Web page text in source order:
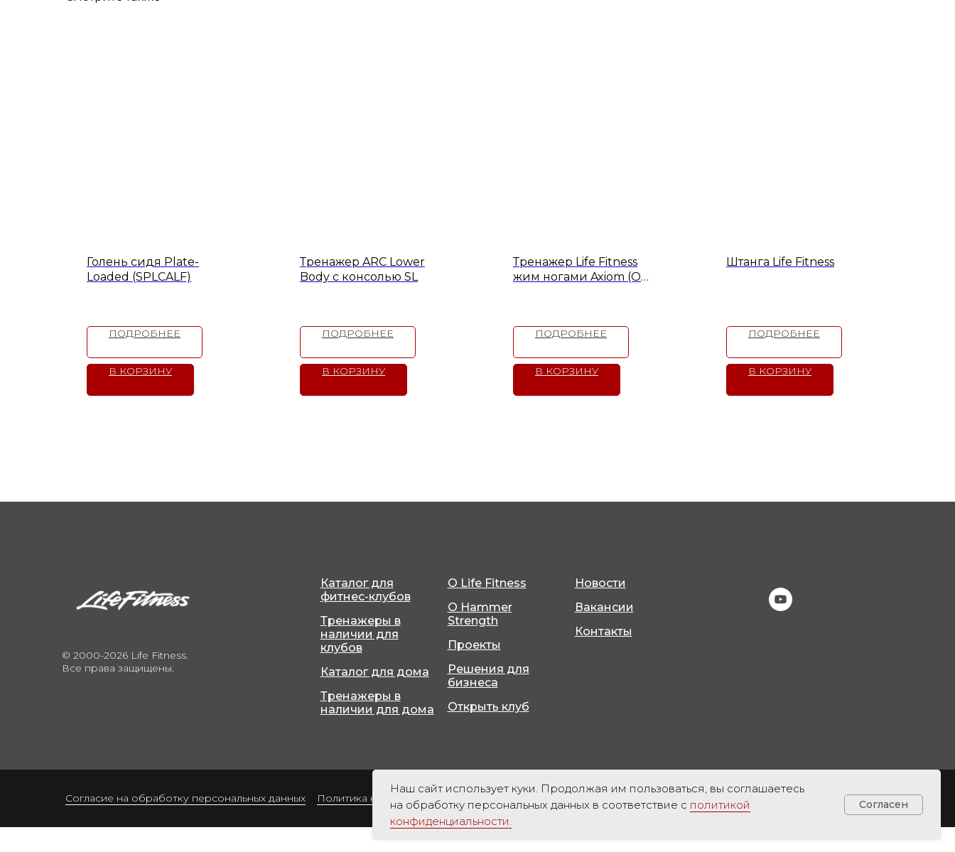
Голень сидя Plate-
Loaded (SPLCALF)
ПОДРОБНЕЕ
В КОРЗИНУ
Тренажер ARC Lower
Body с консолью SL
ПОДРОБНЕЕ
В КОРЗИНУ
Тренажер Life Fitness
жим ногами Axiom (OP-
ПОДРОБНЕЕ
В КОРЗИНУ
Штанга Life Fitness
ПОДРОБНЕЕ
В КОРЗИНУ
Наш сайт использует куки. Продолжая им пользоваться, вы соглашаетесь
на обработку персональных данных в соответствие с политикой
конфиденциальности.
Согласен
© 2000-2026 Life Fitness.
Все права защищены.
Каталог для
фитнес-клубов
Тренажеры в
наличии для
клубов
Каталог для дома
Тренажеры в
наличии для дома
О Life Fitness
О Hammer
Strength
Проекты
Решения для
бизнеса
Открыть клуб
Новости
Вакансии
Контакты
Согласие на обработку персональных данных Политика конфиденциальности Политика обработки персональных данных